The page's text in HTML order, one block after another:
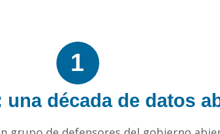
1
década de datos